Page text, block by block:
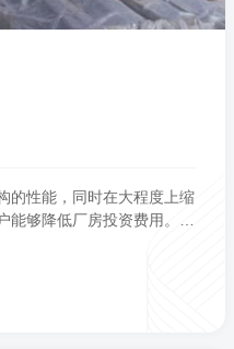
的性能，同时在大程度上缩
能够降低厂房投资费用。欧
际增加了现有厂房的有效
维护费中可以节省一笔可